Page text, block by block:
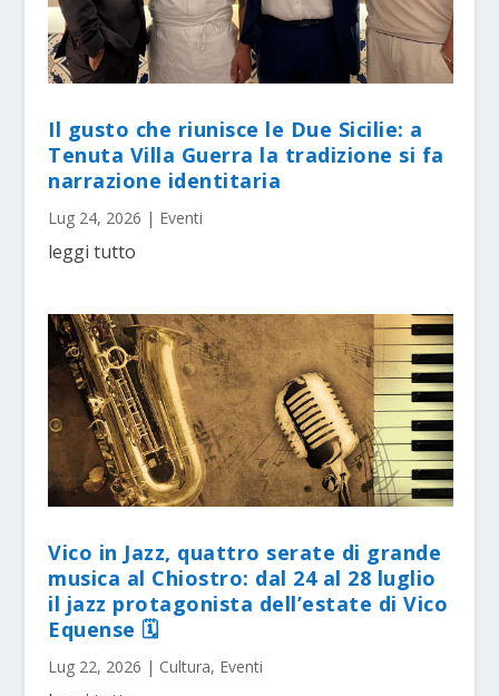
Il gusto che riunisce le Due Sicilie: a
Tenuta Villa Guerra la tradizione si fa
narrazione identitaria
Lug 24, 2026 | Eventi
leggi tutto
Vico in Jazz, quattro serate di grande
musica al Chiostro: dal 24 al 28 luglio
il jazz protagonista dell’estate di Vico
Equense 🗓
Lug 22, 2026 | Cultura, Eventi